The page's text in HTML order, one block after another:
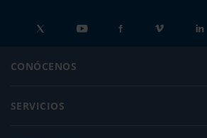
CONÓCENOS
SERVICIOS